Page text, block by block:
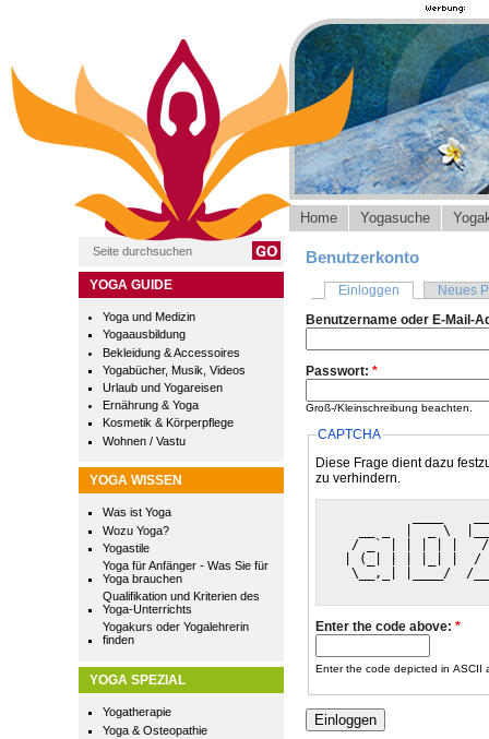
YOGA GUIDE
Yoga und Medizin
Yogaausbildung
Bekleidung & Accessoires
Yogabücher, Musik, Videos
Urlaub und Yogareisen
Ernährung & Yoga
Kosmetik & Körperpflege
Wohnen / Vastu
YOGA WISSEN
Was ist Yoga
Wozu Yoga?
Yogastile
Yoga für Anfänger - Was Sie für
Yoga brauchen
Qualifikation und Kriterien des
Yoga-Unterrichts
Yogakurs oder Yogalehrerin
finden
YOGA SPEZIAL
Yogatherapie
Yoga & Osteopathie
Home Yogasuche
Benutzerkonto
Einloggen
Neues
Benutzername oder E-Mail-
Passwort: *
Groß-/Kleinschreibung beachten.
CAPTCHA
Diese Frage dient dazu
zu verhindern.
__ _  |  _ \
/ _` | | | | |
| (_| | | |_| |  /
\__,_| |____/  /
Enter the code above: *
Enter the code depicted in ASCII